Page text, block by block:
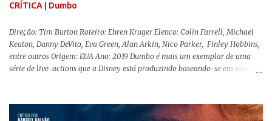
CRÍTICA | Dumbo
Direção: Tim Burton Roteiro: Ehren Kruger Elenco: Colin Farrell, Michael
Keaton, Danny DeVito, Eva Green, Alan Arkin, Nico Parker, Finley Hobbins,
entre outros Origem: EUA Ano: 2019 Dumbo é mais um exemplar de uma
série de live-actions que a Disney está produzindo baseando-se em suas
remake , já que a história do elefantinho voador foi reinventada de forma
mais realista, se adequando perfeitamente a proposta. Não há animais